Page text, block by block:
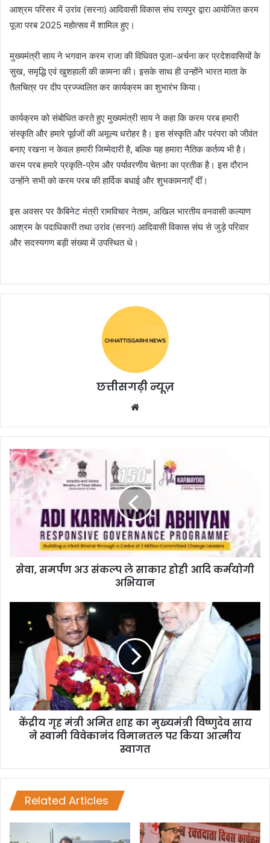
आश्रम परिसर में उरांव (सरना) आदिवासी विकास संघ रायपुर द्वारा आयोजित करम
पूजा परब 2025 महोत्सव में शामिल हुए।
मुख्यमंत्री साय ने भगवान करम राजा की विधिवत पूजा-अर्चना कर प्रदेशवासियों के
सुख, समृद्धि एवं खुशहाली की कामना की। इसके साथ ही उन्होंने भारत माता के
तैलचित्र पर दीप प्रज्ज्वलित कर कार्यक्रम का शुभारंभ किया।
कार्यक्रम को संबोधित करते हुए मुख्यमंत्री साय ने कहा कि करम परब हमारी
संस्कृति और हमारे पूर्वजों की अमूल्य धरोहर है। इस संस्कृति और परंपरा को जीवंत
बनाए रखना न केवल हमारी जिम्मेदारी है, बल्कि यह हमारा नैतिक कर्तव्य भी है।
करम परब हमारे प्रकृति-प्रेम और पर्यावरणीय चेतना का प्रतीक है। इस दौरान
उन्होंने सभी को करम परब की हार्दिक बधाई और शुभकामनाएँ दीं।
इस अवसर पर कैबिनेट मंत्री रामविचार नेताम, अखिल भारतीय वनवासी कल्याण
आश्रम के पदाधिकारी तथा उरांव (सरना) आदिवासी विकास संघ से जुड़े परिवार
और सदस्यगण बड़ी संख्या में उपस्थित थे।
छत्तीसगढ़ी न्यूज़
सेवा, समर्पण अउ संकल्प ले साकार होही आदि कर्मयोगी
अभियान
केंद्रीय गृह मंत्री अमित शाह का मुख्यमंत्री विष्णुदेव साय
ने स्वामी विवेकानंद विमानतल पर किया आत्मीय
स्वागत
Related Articles